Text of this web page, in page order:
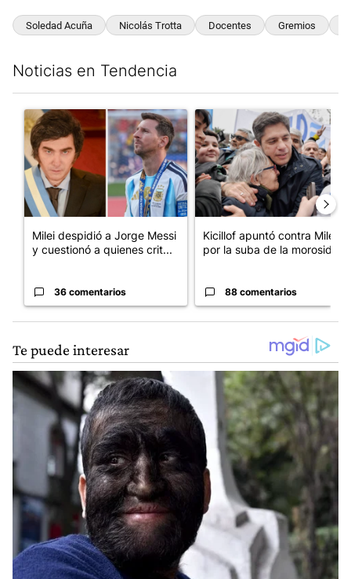
Soledad Acuña Nicolás Trotta Docentes Gremios
Noticias en Tendencia
Un artículo de tendencia con el título "Milei despidió a Jorge
Milei despidió a Jorge Messi
y cuestionó a quienes crit...
36 comentarios
Un artículo de tendencia con
Kicillof apuntó contra Milei
por la suba de la morosida...
88 comentarios